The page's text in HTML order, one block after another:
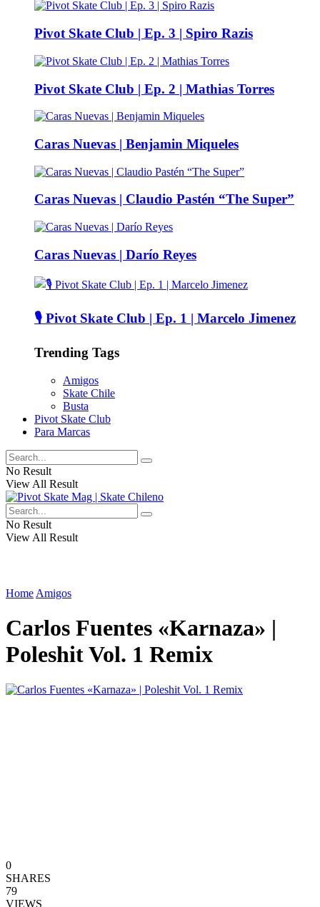
Pivot Skate Club | Ep. 3 | Spiro Razis
Pivot Skate Club | Ep. 2 | Mathias Torres
Caras Nuevas | Benjamin Miqueles
Caras Nuevas | Claudio Pastén “The Super”
Caras Nuevas | Darío Reyes
🎙️ Pivot Skate Club | Ep. 1 | Marcelo Jimenez
Trending Tags
Amigos
Skate Chile
Busta
Pivot Skate Club
Para Marcas
No Result
View All Result
No Result
View All Result
Home Amigos
Carlos Fuentes «Karnaza» |
Poleshit Vol. 1 Remix
0
SHARES
79
VIEWS